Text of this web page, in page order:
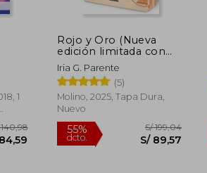
1
Rojo y Oro (Nueva
edición limitada con
cantos tintados)
Iria G. Parente
(5)
Molino, 2025, Tapa Dura,
Nuevo